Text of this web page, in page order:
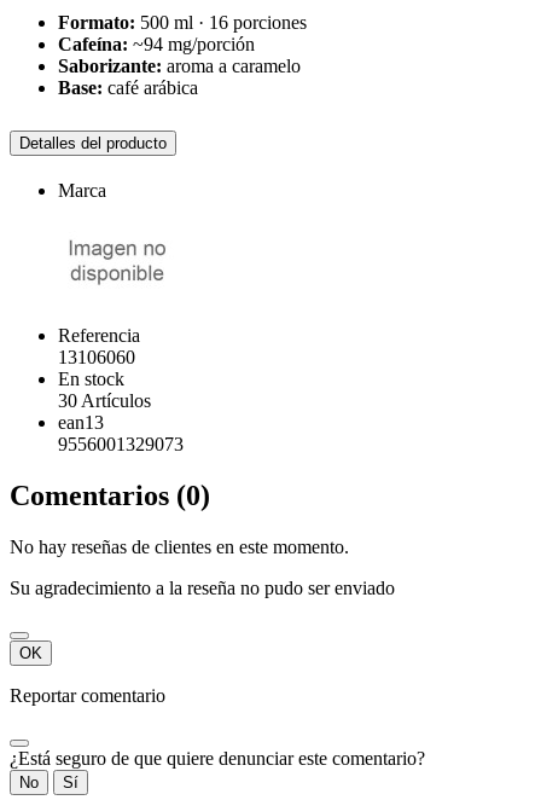
Formato: 500 ml · 16 porciones
Cafeína: ~94 mg/porción
Saborizante: aroma a caramelo
Base: café arábica
Detalles del producto
Marca
Referencia
13106060
En stock
30 Artículos
ean13
9556001329073
Comentarios (0)
No hay reseñas de clientes en este momento.
Su agradecimiento a la reseña no pudo ser enviado
OK
Reportar comentario
¿Está seguro de que quiere denunciar este comentario?
No Sí